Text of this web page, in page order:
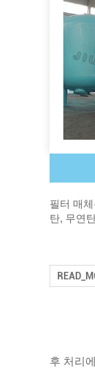
필터 매
탄, 무연
후 처리